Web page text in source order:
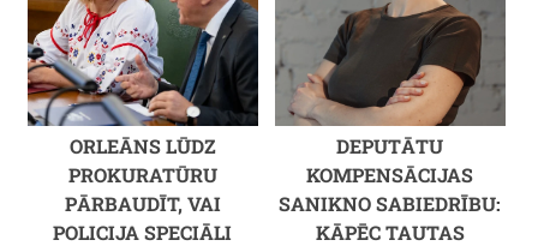
ORLEĀNS LŪDZ
PROKURATŪRU
PĀRBAUDĪT, VAI
POLICIJA SPECIĀLI
DEPUTĀTU
KOMPENSĀCIJAS
SANIKNO SABIEDRĪBU:
KĀPĒC TAUTAS